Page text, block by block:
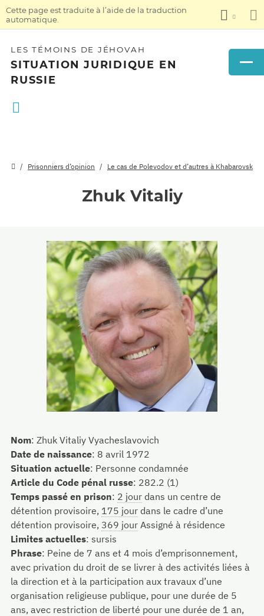
Cette page est traduite à l’aide de la traduction
automatique.
LES TÉMOINS DE JÉHOVAH
SITUATION JURIDIQUE EN
RUSSIE
Prisonniers d’opinion Le cas de Polevodov et d’autres à Khabarovsk
Zhuk Vitaliy
Nom: Zhuk Vitaliy Vyacheslavovich
Date de naissance: 8 avril 1972
Situation actuelle: Personne condamnée
Article du Code pénal russe: 282.2 (1)
Temps passé en prison: 2 jour dans un centre de
détention provisoire, 175 jour dans le cadre d’une
détention provisoire, 369 jour Assigné à résidence
Limites actuelles: sursis
Phrase: Peine de 7 ans et 4 mois d’emprisonnement,
avec privation du droit de se livrer à des activités liées à
la direction et à la participation aux travaux d’une
organisation religieuse publique, pour une durée de 5
ans, avec restriction de liberté pour une durée de 1 an,